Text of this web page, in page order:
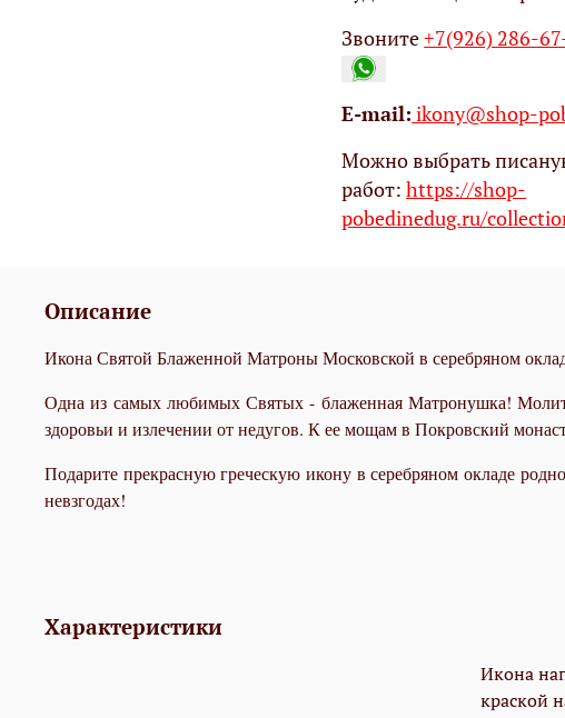
Звоните+7(926) 286-
Е-mail: ikony@shop-
Можно выбрать
работ:https://shop-
pobedinedug.ru/
Описание
Икона Святой Блаженной Матроны Московской в серебряном
Одна из самых любимых Святых - блаженная Матронушка!
здоровьи и излечении от недугов. К ее мощам в Покровский
Подарите прекрасную греческую икону в серебряном окладе
невзгодах!
Характеристики
Икона
краской